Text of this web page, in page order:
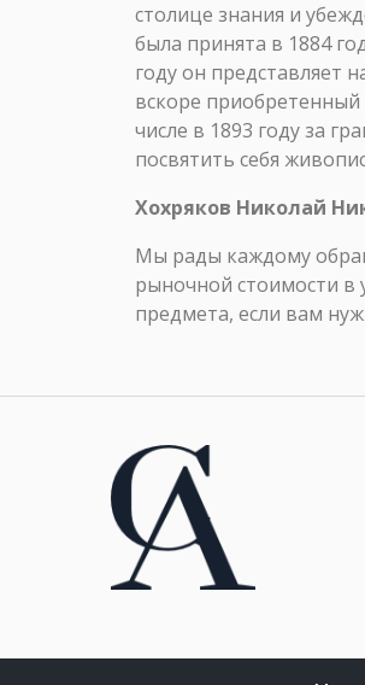
столице знания и
была принята в 1884
году он представляет
вскоре
числе в 1893 году за
посвятить себя
Хохряков Николай
Мы рады каждому
рыночной стоимости в
предмета, если вам